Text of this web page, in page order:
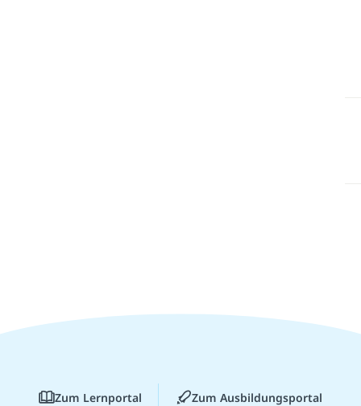
Zum Lernportal Zum Ausbildungsportal